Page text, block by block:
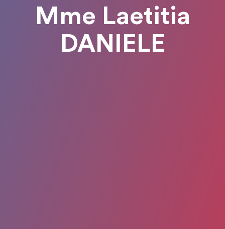
Mme Laetitia
DANIELE